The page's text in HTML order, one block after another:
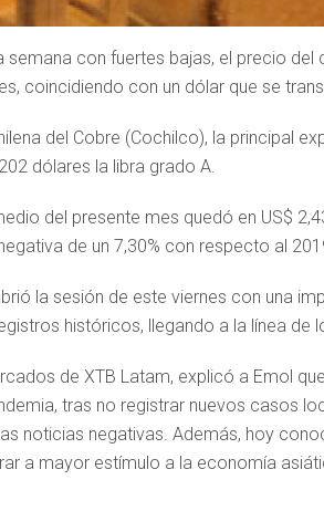
con fuertes bajas, el precio
coincidiendo con un dólar que se
del Cobre (Cochilco), la principal
dólares la libra grado A.
del presente mes quedó en US$
de un 7,30% con respecto al
la sesión de este viernes con una
históricos, llegando a la línea de
de XTB Latam, explicó a Emol
tras no registrar nuevos casos
noticias negativas. Además, hoy
a mayor estímulo a la economía